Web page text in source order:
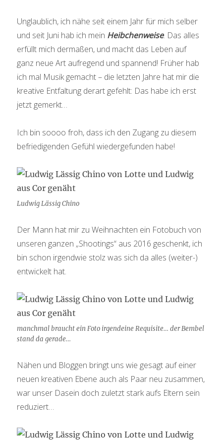
Unglaublich, ich nähe seit einem Jahr für mich selber
und seit Juni hab ich mein Heibchenweise. Das alles
erfüllt mich dermaßen, und macht das Leben auf
ganz neue Art aufregend und spannend! Früher hab
ich mal Musik gemacht – die letzten Jahre hat mir die
kreative Entfaltung derart gefehlt: Das habe ich erst
jetzt gemerkt…
Ich bin soooo froh, dass ich den Zugang zu diesem
befriedigenden Gefühl wiedergefunden habe!
Ludwig Lässig Chino
Der Mann hat mir zu Weihnachten ein Fotobuch von
unseren ganzen „Shootings“ aus 2016 geschenkt, ich
bin schon irgendwie stolz was sich da alles (weiter-)
entwickelt hat.
manchmal braucht ein Foto irgendeine Requisite… der Bembel
stand da gerade…
Nähen und Bloggen bringt uns wie gesagt auf einer
neuen kreativen Ebene auch als Paar neu zusammen,
war unser Dasein doch zuletzt stark aufs Eltern sein
reduziert…